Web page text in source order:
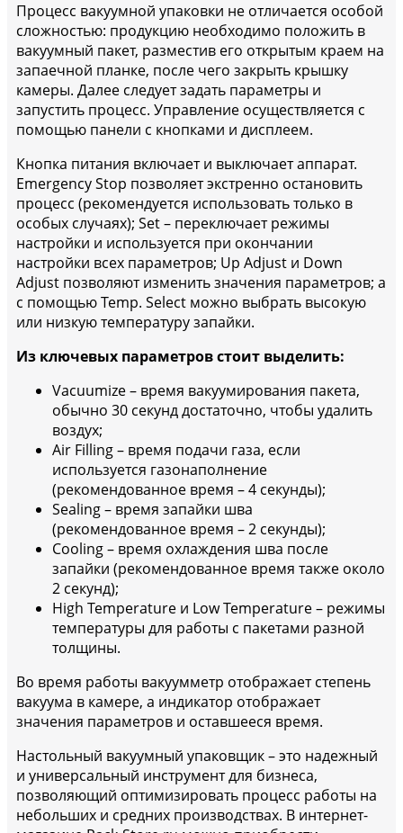
Процесс вакуумной упаковки не отличается особой
сложностью: продукцию необходимо положить в
вакуумный пакет, разместив его открытым краем на
запаечной планке, после чего закрыть крышку
камеры. Далее следует задать параметры и
запустить процесс. Управление осуществляется с
помощью панели с кнопками и дисплеем.
Кнопка питания включает и выключает аппарат.
Emergency Stop позволяет экстренно остановить
процесс (рекомендуется использовать только в
особых случаях); Set – переключает режимы
настройки и используется при окончании
настройки всех параметров; Up Adjust и Down
Adjust позволяют изменить значения параметров; а
с помощью Temp. Select можно выбрать высокую
или низкую температуру запайки.
Из ключевых параметров стоит выделить:
Vacuumize – время вакуумирования пакета,
обычно 30 секунд достаточно, чтобы удалить
воздух;
Air Filling – время подачи газа, если
используется газонаполнение
(рекомендованное время – 4 секунды);
Sealing – время запайки шва
(рекомендованное время – 2 секунды);
Cooling – время охлаждения шва после
запайки (рекомендованное время также около
2 секунд);
High Temperature и Low Temperature – режимы
температуры для работы с пакетами разной
толщины.
Во время работы вакуумметр отображает степень
вакуума в камере, а индикатор отображает
значения параметров и оставшееся время.
Настольный вакуумный упаковщик – это надежный
и универсальный инструмент для бизнеса,
позволяющий оптимизировать процесс работы на
небольших и средних производствах. В интернет-